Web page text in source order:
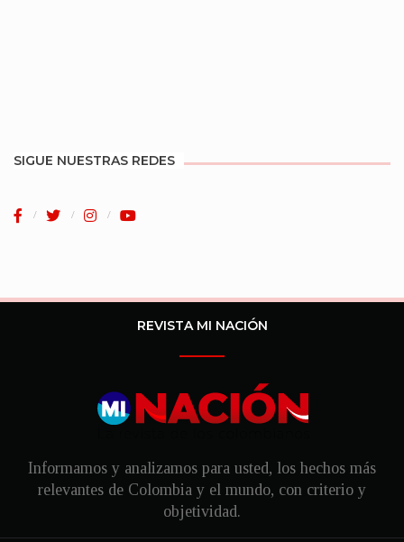
SIGUE NUESTRAS REDES
REVISTA MI NACIÓN
Informamos y analizamos para usted, los hechos más
relevantes de Colombia y el mundo, con criterio y
objetividad.